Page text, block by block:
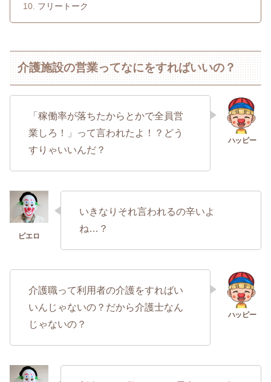
フリートーク
介護施設の営業ってなにをすればいいの？
「稼働率が落ちたからとかで全員営
業しろ！」って言われたよ！？どう
すりゃいいんだ？
いきなりそれ言われるの辛いよ
ね…？
介護職って利用者の介護をすればい
いんじゃないの？だから介護士なん
じゃないの？